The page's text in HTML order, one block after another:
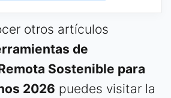
otros artículos
de
Sostenible para
2026 puedes visitar la